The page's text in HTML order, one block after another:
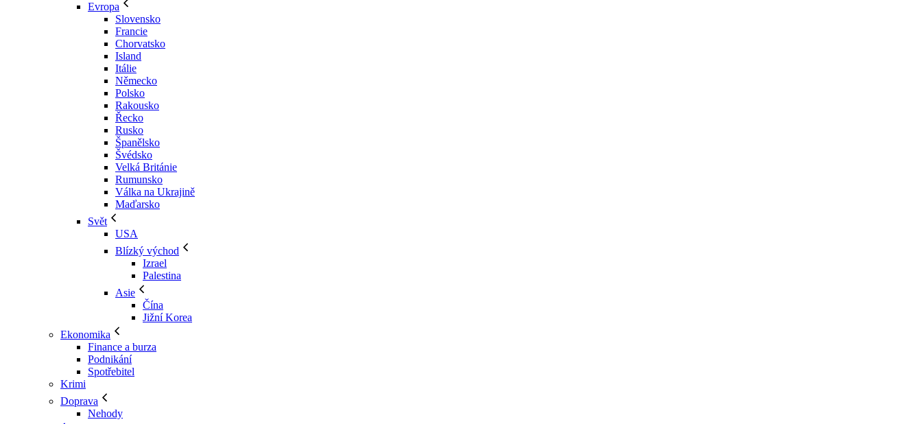
Evropa
Slovensko
Francie
Chorvatsko
Island
Itálie
Německo
Polsko
Rakousko
Řecko
Rusko
Španělsko
Švédsko
Velká Británie
Rumunsko
Válka na Ukrajině
Maďarsko
Svět
USA
Blízký východ
Izrael
Palestina
Asie
Čína
Jižní Korea
Ekonomika
Finance a burza
Podnikání
Spotřebitel
Krimi
Doprava
Nehody